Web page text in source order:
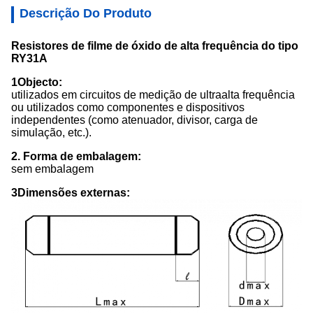
Descrição Do Produto
Resistores de filme de óxido de alta frequência do tipo
RY31A
1Objecto:
utilizados em circuitos de medição de ultraalta frequência
ou utilizados como componentes e dispositivos
independentes (como atenuador, divisor, carga de
simulação, etc.).
2. Forma de embalagem:
sem embalagem
3Dimensões externas: